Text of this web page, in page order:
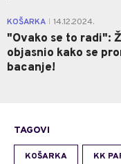
KOŠARKA 14.12.2024.
"Ovako se to radi":
objasnio kako se
bacanje!
TAGOVI
KOŠARKA KK